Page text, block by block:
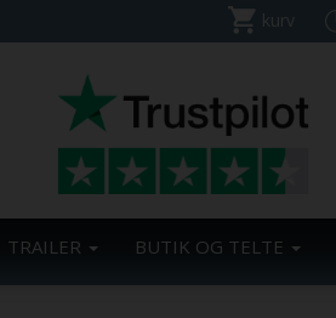
kurv
TRAILER BUTIK OG TELTE